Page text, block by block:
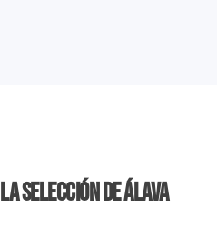
Selección de Álava